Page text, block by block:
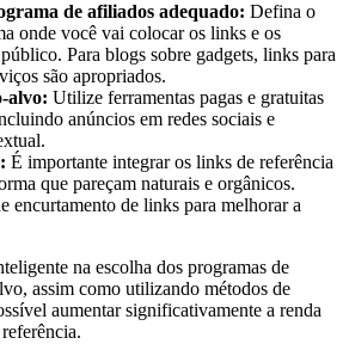
de afiliados adequado: Defina o
onde você vai colocar os links e os
Para blogs sobre gadgets, links para
são apropriados.
alvo: Utilize ferramentas pagas e gratuitas
anúncios em redes sociais e
É importante integrar os links de referência
que pareçam naturais e orgânicos.
encurtamento de links para melhorar a
na escolha dos programas de
assim como utilizando métodos de
aumentar significativamente a renda